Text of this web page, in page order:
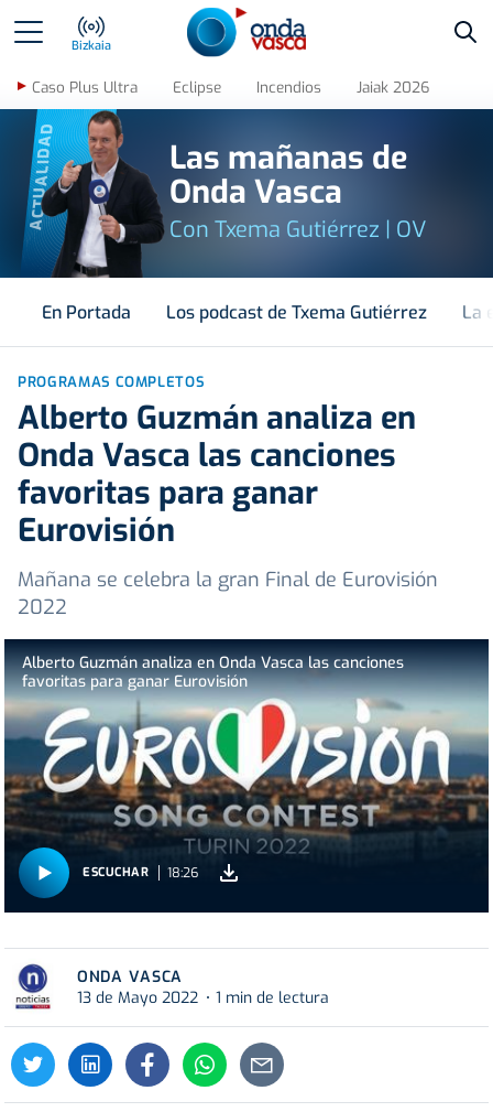
Bizkaia
Caso Plus Ultra Eclipse Incendios Jaiak 2026
ACTUALIDAD
Las mañanas de
Onda Vasca
Con Txema Gutiérrez | OV
En Portada Los podcast de Txema Gutiérrez La
PROGRAMAS COMPLETOS
Alberto Guzmán analiza en
Onda Vasca las canciones
favoritas para ganar
Eurovisión
Mañana se celebra la gran Final de Eurovisión
2022
Alberto Guzmán analiza en Onda Vasca las canciones
favoritas para ganar Eurovisión
ESCUCHAR 18:26
ONDA VASCA
13 de Mayo 2022
1 min de lectura